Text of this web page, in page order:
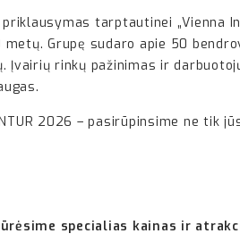
tarptautinei „Vienna
Grupę sudaro apie 50
Įvairių rinkų pažinimas ir
2026 – pasirūpinsime ne tik
specialias kainas ir